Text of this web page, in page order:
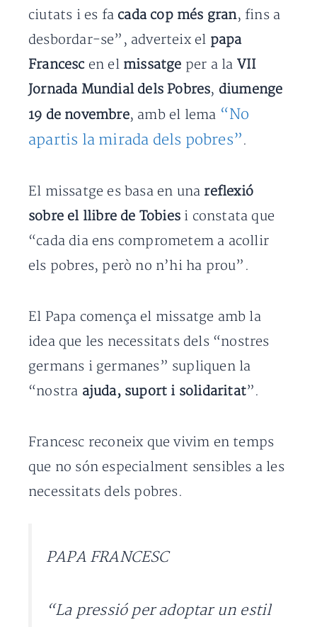
ciutats i es fa cada cop més gran, fins a
desbordar-se”, adverteix el papa
Francescen el missatge per a la VII
Jornada Mundial dels Pobres, diumenge
19 de novembre, amb el lema “No
apartis la mirada dels pobres”.
El missatge es basa en una reflexió
sobre el llibre de Tobies i constata que
“cada dia ens comprometem a acollir
els pobres, però no n’hi ha prou”.
El Papa comença el missatge amb la
idea que les necessitats dels “nostres
germans i germanes” supliquen la
“nostra ajuda, suport i solidaritat”.
Francesc reconeix que vivim en temps
que no són especialment sensibles a les
necessitats dels pobres.
PAPA FRANCESC
“La pressió per adoptar un estil